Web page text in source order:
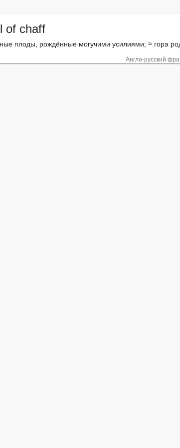
of chaff
плоды, рождённые могучими усилиями; ≈ гора
Англо-русский